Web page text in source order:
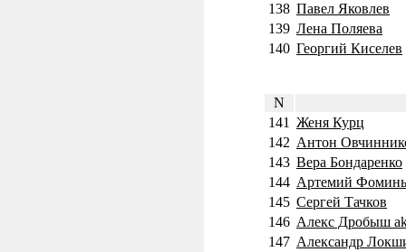
138 Павел Яковлев
139 Лена Поляева
140 Георгий Киселев
N
141 Женя Курц
142 Антон
143 Вера Бондаренко
144 Артемий
145 Сергей Тачков
146 Алекс Дробыш
147 Александр